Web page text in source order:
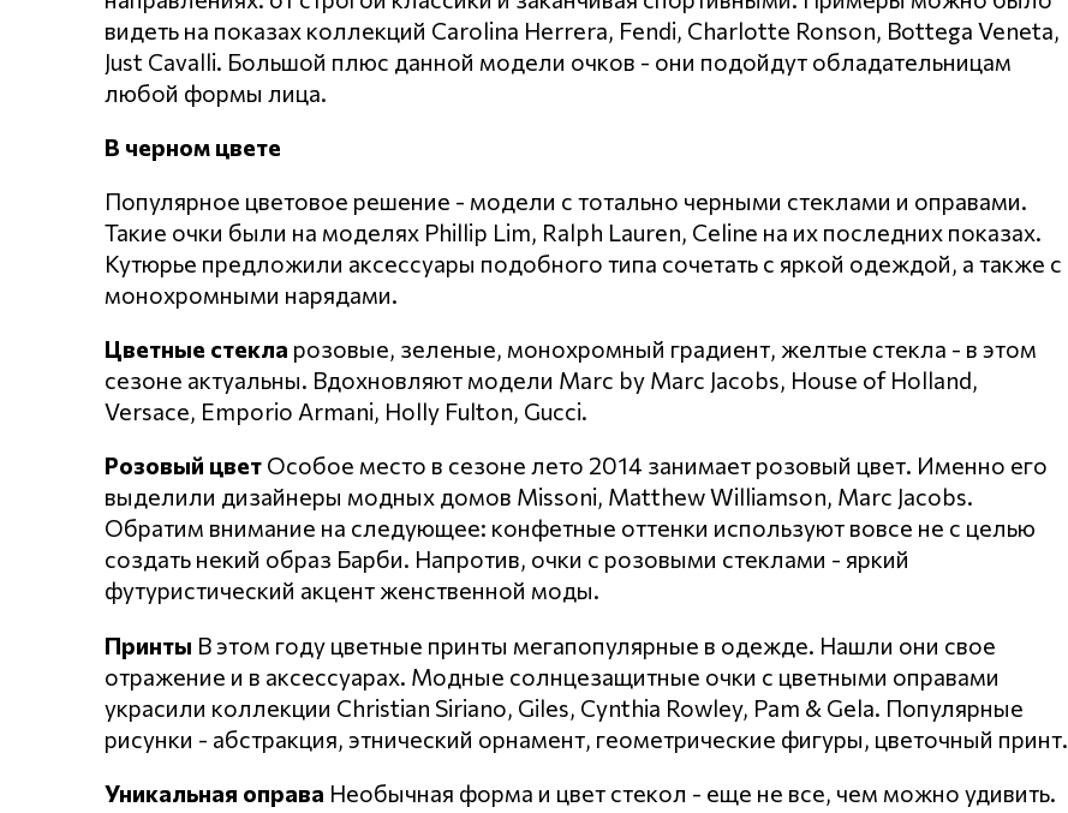
видеть на показах коллекций Carolina Herrera, Fendi, Charlotte Ronson, Bottega Veneta,
Just Cavalli. Большой плюс данной модели очков - они подойдут обладательницам
любой формы лица.
В черном цвете
Популярное цветовое решение - модели с тотально черными стеклами и оправами.
Такие очки были на моделях Phillip Lim, Ralph Lauren, Celine на их последних показах.
Кутюрье предложили аксессуары подобного типа сочетать с яркой одеждой, а также с
монохромными нарядами.
Цветные стекла розовые, зеленые, монохромный градиент, желтые стекла - в этом
сезоне актуальны. Вдохновляют модели Marc by Marc Jacobs, House of Holland,
Versace, Emporio Armani, Holly Fulton, Gucci.
Розовый цвет Особое место в сезоне лето 2014 занимает розовый цвет. Именно его
выделили дизайнеры модных домов Missoni, Matthew Williamson, Marc Jacobs.
Обратим внимание на следующее: конфетные оттенки используют вовсе не с целью
создать некий образ Барби. Напротив, очки с розовыми стеклами - яркий
футуристический акцент женственной моды.
Принты В этом году цветные принты мегапопулярные в одежде. Нашли они свое
отражение и в аксессуарах. Модные солнцезащитные очки с цветными оправами
украсили коллекции Christian Siriano, Giles, Cynthia Rowley, Pam & Gela. Популярные
рисунки - абстракция, этнический орнамент, геометрические фигуры, цветочный принт.
Уникальная оправа Необычная форма и цвет стекол - еще не все, чем можно удивить.